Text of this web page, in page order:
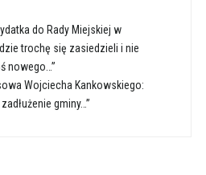
do Rady Miejskiej w
trochę się zasiedzieli i nie
nowego…”
Wojciecha Kankowskiego:
gminy…”